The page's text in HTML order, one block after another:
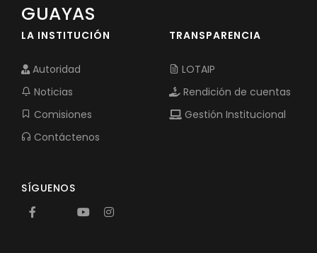
GUAYAS
LA INSTITUCIÓN
Autoridad
Noticias
Comisiones
Contáctenos
TRANSPARENCIA
LOTAIP
Rendición de cuentas
Gestión Institucional
SÍGUENOS